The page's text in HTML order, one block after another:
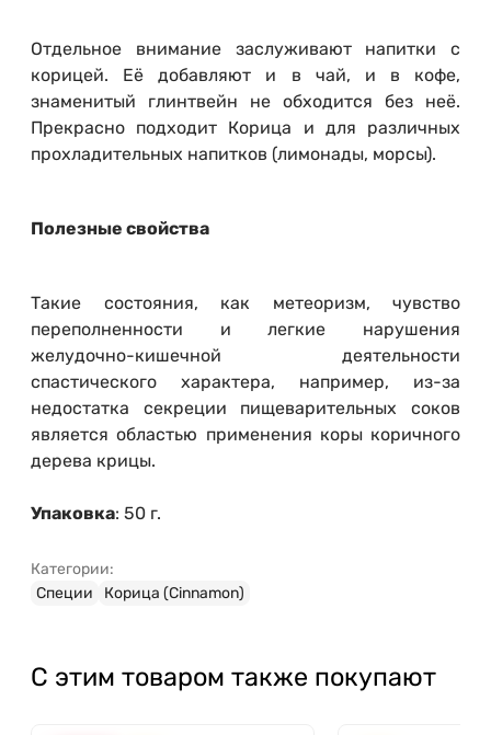
Отдельное внимание заслуживают напитки с
корицей. Её добавляют и в чай, и в кофе,
знаменитый глинтвейн не обходится без неё.
Прекрасно подходит Корица и для различных
прохладительных напитков (лимонады, морсы).
Полезные свойства
Такие состояния, как метеоризм, чувство
переполненности и легкие нарушения
желудочно-кишечной деятельности
спастического характера, например, из-за
недостатка секреции пищеварительных соков
является областью применения коры коричного
дерева крицы.
Упаковка: 50 г.
Категории:
Специи
Корица (Сinnamon)
С этим товаром также покупают